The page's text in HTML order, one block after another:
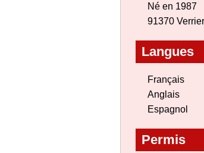
Né en 1987
91370
Langues
Français
Anglais
Espagnol
Permis